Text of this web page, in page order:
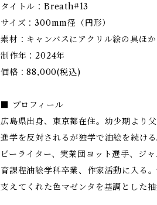
タイトル：Breath#13
サイズ：300mm径（円形）
素材：キャンバスにアクリル絵の具ほか
制作年：2024年
価格：88,000(税込)
■ プロフィール
広島県出身、東京都在住。幼少期より
進学を反対されるが独学で油絵を続け
ピーライター、実業団ヨット選手、ジ
育課程油絵学科卒業、作家活動に入る
支えてくれた色マゼンタを基調とした抽